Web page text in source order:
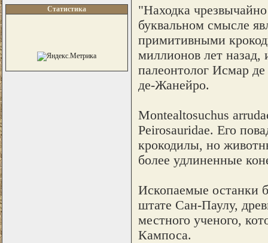
Статистика
"Находка
буквальном смысле
примитивными
миллионов лет
палеонтолог Исмар
де-Жанейро.
Montealtosuchus
Peirosauridae. Его
крокодилы, но
более удлиненные
Ископаемые останки
штате Сан-Паулу,
местного ученого,
Кампоса.